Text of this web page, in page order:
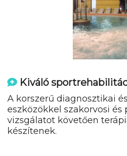
Kiváló
A korszerű diagnosztikai
eszközökkel szakorvosi és
vizsgálatot követően
készítenek.